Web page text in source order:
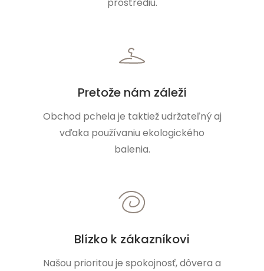
prostrediu.
Pretože nám záleží
Obchod pchela je taktiež udržateľný aj
vďaka používaniu ekologického
balenia.
Blízko k zákazníkovi
Našou prioritou je spokojnosť, dôvera a